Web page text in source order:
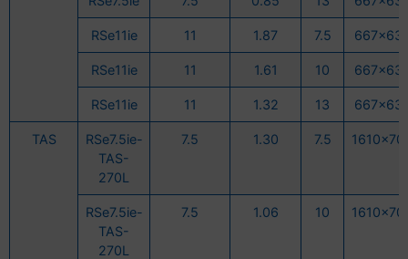
RSe11ie 11 1.87 7.5
RSe11ie 11 1.61 10
RSe11ie 11 1.32 13
TAS
RSe7.5ie-
TAS-
270L
7.5 1.30 7.5
RSe7.5ie-
TAS-
270L
7.5 1.06 10